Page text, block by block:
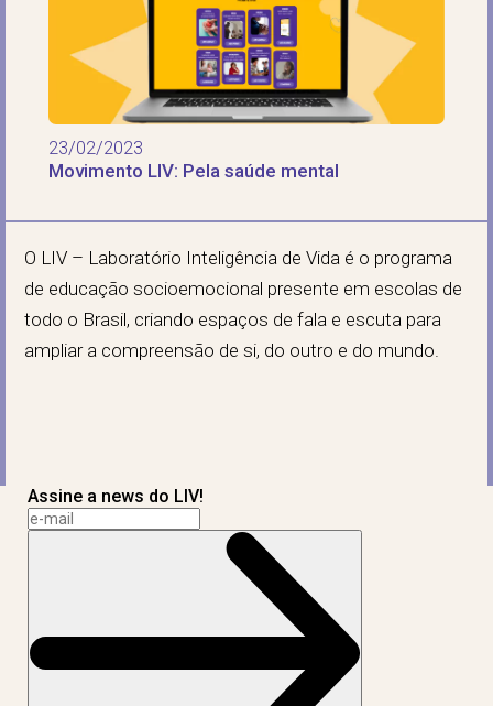
23/02/2023
Movimento LIV: Pela saúde mental
O LIV – Laboratório Inteligência de Vida é o programa
de educação socioemocional presente em escolas de
todo o Brasil, criando espaços de fala e escuta para
ampliar a compreensão de si, do outro e do mundo.
Assine a news do LIV!